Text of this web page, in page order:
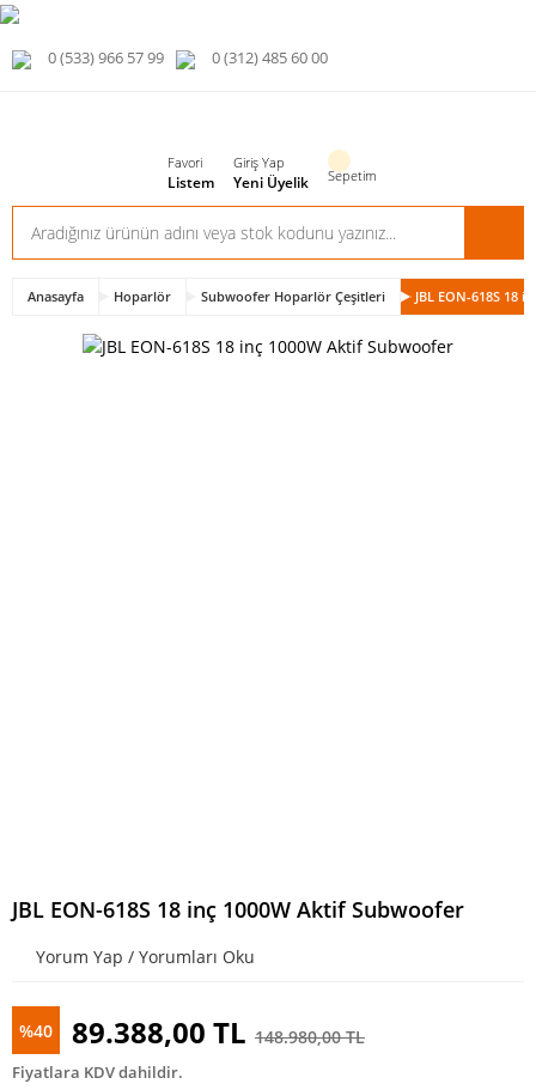
0 (533) 966 57 99 0 (312) 485 60 00
Favori
Listem
Giriş Yap
Yeni Üyelik Sepetim
Anasayfa Hoparlör Subwoofer Hoparlör Çeşitleri JBL EON-618S 18
JBL EON-618S 18 inç 1000W Aktif Subwoofer
Yorum Yap / Yorumları Oku
%40 89.388,00 TL 148.980,00 TL
Fiyatlara KDV dahildir.